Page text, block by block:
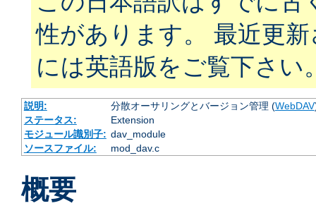
性があります。 最近更
には英語版をご覧下さい
説明: 分散オーサリングとバージョン管理 (WebDAV
ステータス:
Extension
モジュール識別子: dav_module
ソースファイル:
mod_dav.c
概要